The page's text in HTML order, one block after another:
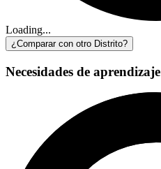
Loading...
¿Comparar con otro Distrito?
Necesidades de aprendizaje